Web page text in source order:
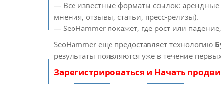
— Все известные форматы ссылок:
мнения, отзывы, статьи, пресс-релизы).
— SeoHammer покажет, где рост или
SeoHammer еще предоставляет технологию
результаты появляются уже в течение
Зарегистрироваться и Начать